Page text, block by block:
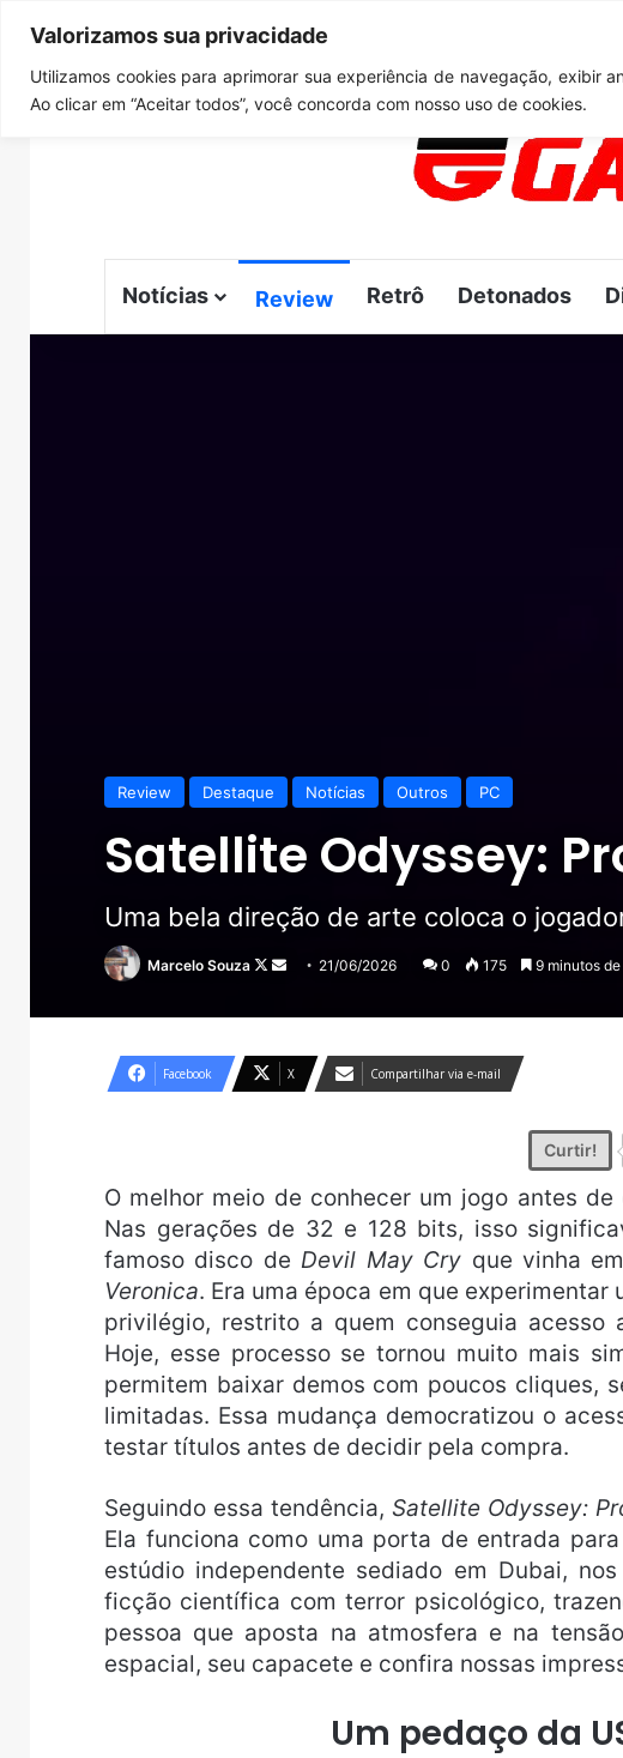
Valorizamos sua privacidade
Utilizamos cookies para aprimorar sua experiência de navegação, exibir
Ao clicar em “Aceitar todos”, você concorda com nosso uso de cookies.
sexta-feira, agosto 7 2026
Notícias Review Retrô Detonados
Review Destaque Notícias Outros PC
Satellite Odyssey:
Uma bela direção de arte coloca o
Marcelo Souza
Follow
X
Mande
e-
21/06/2026 0 175 9 minutos
Facebook X Compartilhar via e-mail
Curtir!
O melhor meio de conhecer um jogo antes
Nas gerações de 32 e 128 bits, isso
famoso disco deDevil May Cry que vinha
Veronica. Era uma época em que
privilégio, restrito a quem conseguia
Hoje, esse processo se tornou muito mais
permitem baixar demos com poucos cliques,
limitadas. Essa mudança democratizou o
testar títulos antes de decidir pela compra.
Seguindo essa tendência, Satellite Odyssey:
Ela funciona como uma porta de entrada
estúdio independente sediado em Dubai,
ficção científica com terror psicológico,
pessoa que aposta na atmosfera e na
espacial, seu capacete e confira nossas
Um pedaço da